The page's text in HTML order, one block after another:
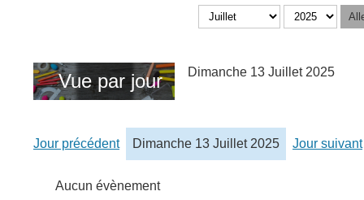
Vue par jour Dimanche 13 Juillet 2025
Jour précédent Dimanche 13 Juillet 2025 Jour suivant
Aucun évènement